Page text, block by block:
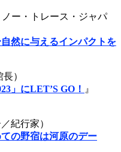
ー・トレース・ジャパ
然に与えるインパクトを
）
」にLET’S GO！ 』
紀行家）
の野宿は河原のデー